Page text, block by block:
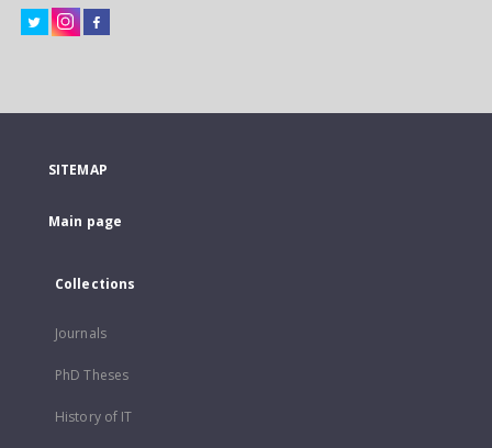
SITEMAP
Main page
Collections
Journals
PhD Theses
History of IT